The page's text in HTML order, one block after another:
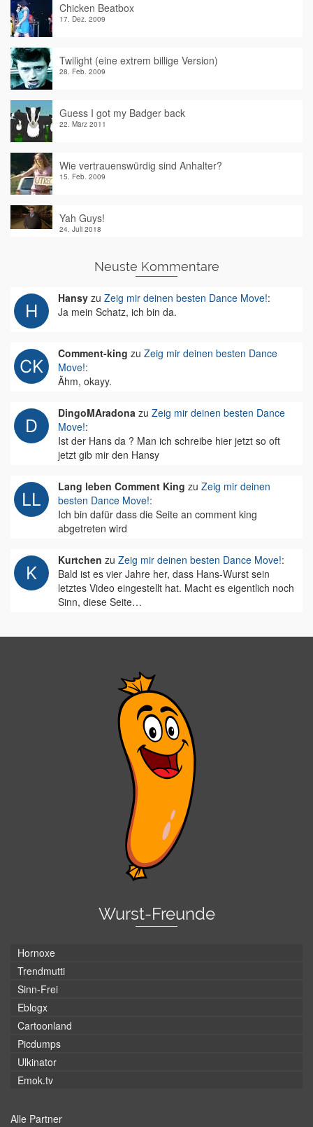
Chicken Beatbox
17. Dez. 2009
Twilight (eine extrem billige Version)
28. Feb. 2009
Guess I got my Badger back
22. März 2011
Wie vertrauenswürdig sind Anhalter?
15. Feb. 2009
Yah Guys!
24. Juli 2018
Neuste Kommentare
Hansy zu Zeig mir deinen besten Dance Move!:
Ja mein Schatz, ich bin da.
Comment-king zu Zeig mir deinen besten Dance
Move!:
Ähm, okayy.
DingoMAradona zu Zeig mir deinen besten Dance
Move!:
Ist der Hans da ? Man ich schreibe hier jetzt so oft
jetzt gib mir den Hansy
Lang leben Comment King zu Zeig mir deinen
besten Dance Move!:
Ich bin dafür dass die Seite an comment king
abgetreten wird
Kurtchen zu Zeig mir deinen besten Dance Move!:
Bald ist es vier Jahre her, dass Hans-Wurst sein
letztes Video eingestellt hat. Macht es eigentlich noch
Sinn, diese Seite…
Wurst-Freunde
Hornoxe
Trendmutti
Sinn-Frei
Eblogx
Cartoonland
Picdumps
Ulkinator
Emok.tv
Alle Partner